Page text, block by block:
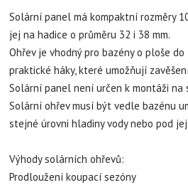
Solární panel má kompaktní rozměry
jej na hadice o průměru 32 i 38 mm.
Ohřev je vhodný pro bazény o ploše
praktické háky, které umožňují
Solární panel není určen k montáži na
Solární ohřev musí být vedle bazénu
stejné úrovni hladiny vody nebo pod
Výhody solárních ohřevů:
Prodloužení koupací sezóny